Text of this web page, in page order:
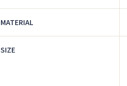
MATERIAL
SIZE